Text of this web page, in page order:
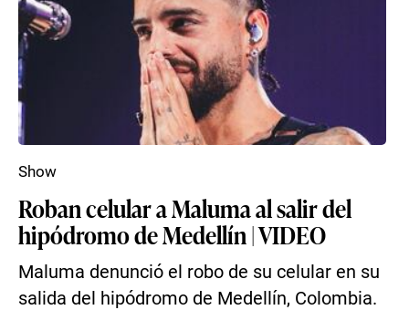
Roban celular a Maluma al salir del
hipódromo de Medellín | VIDEO
Maluma denunció el robo de su celular en su
salida del hipódromo de Medellín, Colombia.
Show